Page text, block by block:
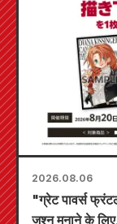
2026.08.06
"ग्रेट पावर्स
जश्न मनाने के